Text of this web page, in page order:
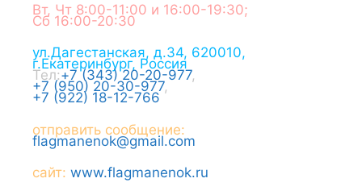
Вт, Чт 8:00-11:00 и 16:00-19:30;
Сб 16:00-20:30
ул.Дагестанская, д.34, 620010,
г.Екатеринбург, Россия
Тел:+7 (343) 20-20-977,
+7 (950) 20-30-977,
+7 (922) 18-12-766
отправить сообщение:
flagmanenok@gmail.com
сайт: www.flagmanenok.ru